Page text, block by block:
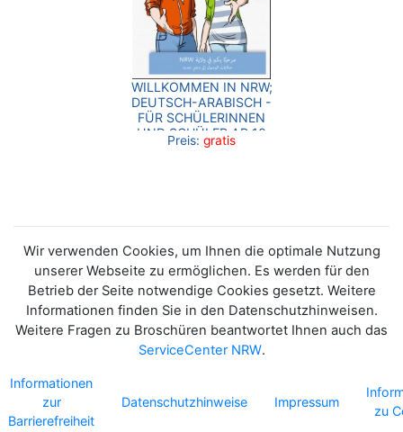
WILLKOMMEN IN NRW;
DEUTSCH-ARABISCH -
FÜR SCHÜLERINNEN
UND SCHÜLER AB 10
JAHREN
Preis: gratis
Wir verwenden Cookies, um Ihnen die optimale Nutzung
unserer Webseite zu ermöglichen. Es werden für den
Betrieb der Seite notwendige Cookies gesetzt. Weitere
Informationen finden Sie in den Datenschutzhinweisen.
Weitere Fragen zu Broschüren beantwortet Ihnen auch das
ServiceCenter NRW.
Informationen
zur
Barrierefreiheit
Datenschutzhinweise Impressum
zu